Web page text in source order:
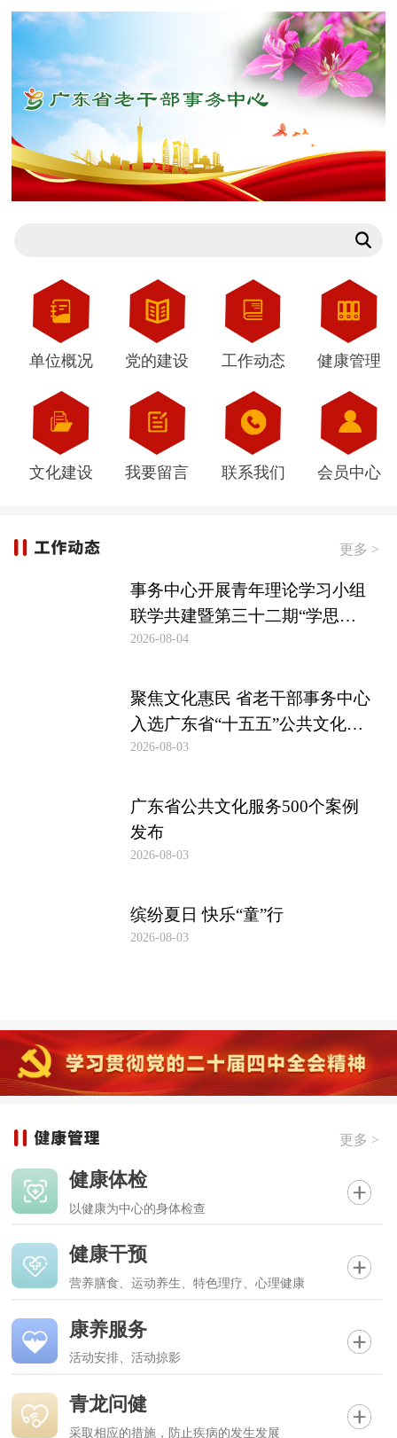
单位概况 党的建设 工作动态 健康管理
文化建设 我要留言 联系我们 会员中心
更多 >
事务中心开展青年理论学习小组
联学共建暨第三十二期“学思谈
行”读书交流会
2026-08-04
聚焦文化惠民 省老干部事务中心
入选广东省“十五五”公共文化服
务主体名单
2026-08-03
广东省公共文化服务500个案例
发布
2026-08-03
缤纷夏日 快乐“童”行
2026-08-03
更多 >
健康体检
以健康为中心的身体检查
健康干预
营养膳食、运动养生、特色理疗、心理健康
康养服务
活动安排、活动掠影
青龙问健
采取相应的措施，防止疾病的发生发展